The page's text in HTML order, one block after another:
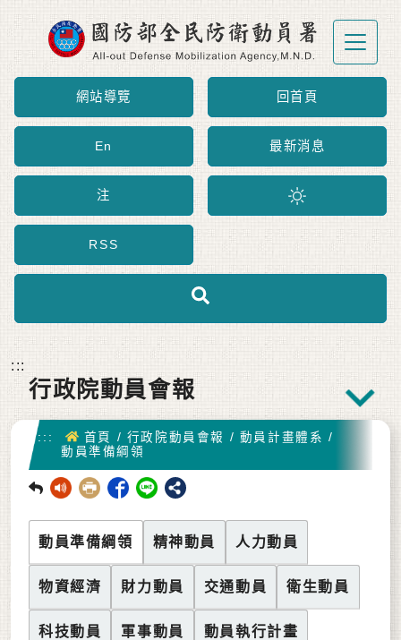
跳到主要內容區塊
網站導覽 回首頁
En 最新消息
注
RSS
:::
行政院動員會報
::: 首頁 首頁 / 行政院動員會報 / 動員計畫體系 /
動員準備綱領
回前頁
動員準備綱領 精神動員 人力動員
物資經濟 財力動員 交通動員 衛生動員
科技動員 軍事動員 動員執行計畫